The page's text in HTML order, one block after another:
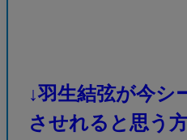
↓羽生結弦が今シ
させれると思う